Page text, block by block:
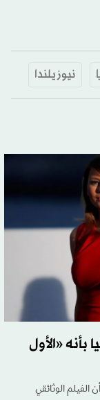
نيوزيلندا
«الأول
الفيلم الوثائقي